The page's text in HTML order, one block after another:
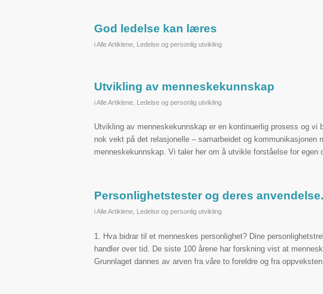
God ledelse kan læres
iAlle Artiklene Ledelse og personlig utvikling
Utvikling av menneskekunnskap
iAlle Artiklene Ledelse og personlig utvikling
Utvikling av menneskekunnskap er en kontinuerlig prosess og
nok vekt på det relasjonelle – samarbeidet og kommunikasjonen
menneskekunnskap. Vi taler her om å utvikle forståelse for
Personlighetstester og deres anvendelse.
iAlle Artiklene, Ledelse og personlig utvikling
1. Hva bidrar til et menneskes personlighet? Dine
handler over tid. De siste 100 årene har forskning vist at
Grunnlaget dannes av arven fra våre to foreldre og fra